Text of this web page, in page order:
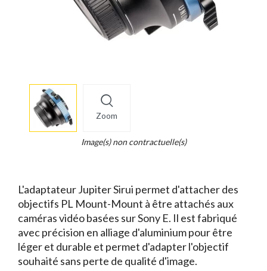
Zoom
info
Legend...
Image(s) non contractuelle(s)
L'adaptateur Jupiter Sirui permet d'attacher des
objectifs PL Mount-Mount à être attachés aux
caméras vidéo basées sur Sony E. Il est fabriqué
avec précision en alliage d'aluminium pour être
léger et durable et permet d'adapter l'objectif
souhaité sans perte de qualité d'image.